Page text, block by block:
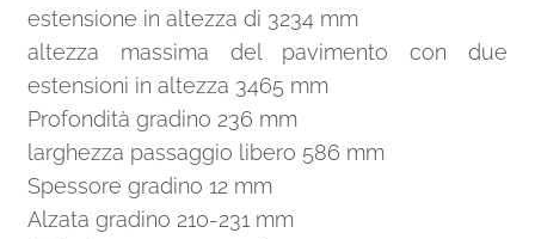
estensione in altezza di 3234 mm
altezza massima del pavimento con due
estensioni in altezza 3465 mm
Profondità gradino 236 mm
larghezza passaggio libero 586 mm
Spessore gradino 12 mm
Alzata gradino 210-231 mm